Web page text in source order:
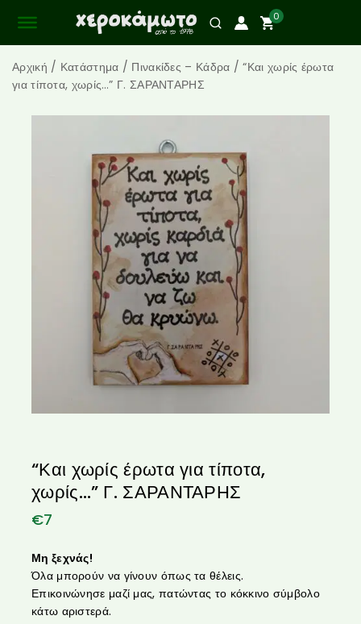
0
Αρχική / Κατάστημα / Πινακίδες – Κάδρα / “Και χωρίς έρωτα
για τίποτα, χωρίς…” Γ. ΣΑΡΑΝΤΑΡΗΣ
“Και χωρίς έρωτα για τίποτα,
χωρίς…” Γ. ΣΑΡΑΝΤΑΡΗΣ
€7
Μη ξεχνάς!
Όλα μπορούν να γίνουν όπως τα θέλεις.
Επικοινώνησε μαζί μας, πατώντας το κόκκινο σύμβολο
κάτω αριστερά.